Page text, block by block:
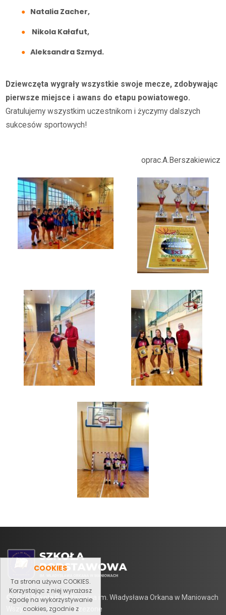
COOKIES
Ta strona używa COOKIES.
Korzystając z niej wyrażasz
zgodę na wykorzystywanie
cookies, zgodnie z
Natalia Zacher,
Nikola Kałafut,
Aleksandra Szmyd.
Dziewczęta wygrały wszystkie swoje mecze, zdobywając
pierwsze miejsce i awans do etapu powiatowego.
Gratulujemy wszystkim uczestnikom i życzymy dalszych
sukcesów sportowych!
oprac.A.Berszakiewicz
© 2019 Szkoła Podstawowa im. Władysława Orkana w Maniowach
Wszystkie prawa zastrzezone